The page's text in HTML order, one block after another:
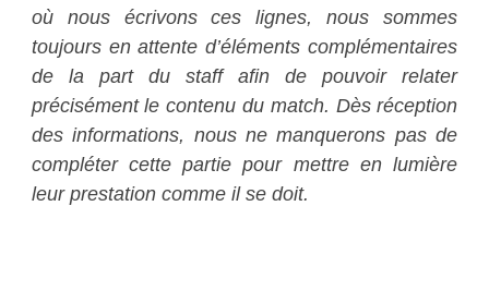
où nous écrivons ces lignes, nous sommes
toujours en attente d’éléments complémentaires
de la part du staff afin de pouvoir relater
précisément le contenu du match. Dès réception
des informations, nous ne manquerons pas de
compléter cette partie pour mettre en lumière
leur prestation comme il se doit.